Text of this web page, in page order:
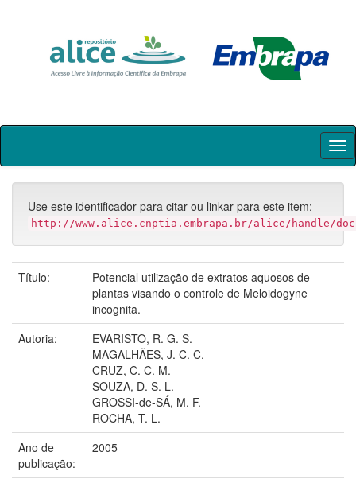
Skip
Use este identificador para citar ou linkar para este item:
http://www.alice.cnptia.embrapa.br/alice/handle/
Título:
Potencial utilização de extratos aquosos de
plantas visando o controle de Meloidogyne
incognita.
Autoria:
EVARISTO, R. G. S.
MAGALHÃES, J. C. C.
CRUZ, C. C. M.
SOUZA, D. S. L.
GROSSI-de-SÁ, M. F.
ROCHA, T. L.
Ano de
publicação:
2005